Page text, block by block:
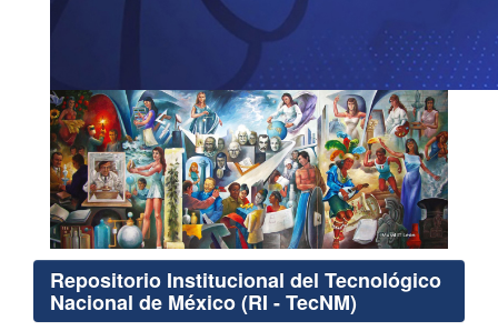
Repositorio Institucional del Tecnológico
Nacional de México (RI - TecNM)